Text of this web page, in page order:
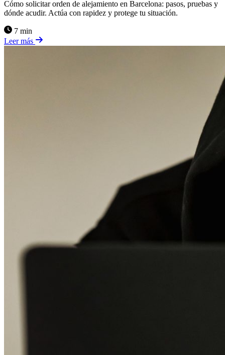
Cómo solicitar orden de alejamiento en Barcelona: pasos, pruebas y
dónde acudir. Actúa con rapidez y protege tu situación.
7 min
Leer más